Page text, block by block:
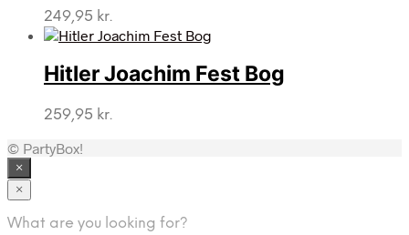
249,95 kr.
Hitler Joachim Fest Bog
259,95 kr.
© PartyBox!
×
×
What are you looking for?